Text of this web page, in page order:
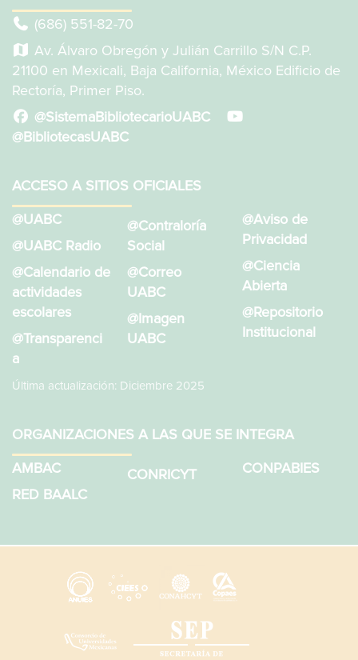
(686) 551-82-70
Av. Álvaro Obregón y Julián Carrillo S/N C.P.
21100 en Mexicali, Baja California, México Edificio de
Rectoría, Primer Piso.
@SistemaBibliotecarioUABC
@BibliotecasUABC
ACCESO A SITIOS OFICIALES
@UABC
@UABC Radio
@Calendario de
actividades
escolares
@Transparenci
a
@Contraloría
Social
@Correo
UABC
@Imagen
UABC
@Aviso de
Privacidad
@Ciencia
Abierta
@Repositorio
Institucional
Última actualización: Diciembre 2025
ORGANIZACIONES A LAS QUE SE INTEGRA
AMBAC
RED BAALC
CONRICYT CONPABIES